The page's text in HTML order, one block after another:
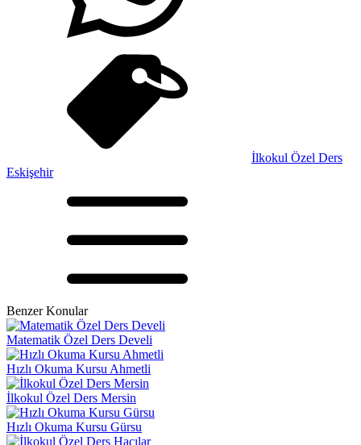
İlkokul Özel Ders
Eskişehir
Benzer Konular
Matematik Özel Ders Develi
Hızlı Okuma Kursu Ahmetli
İlkokul Özel Ders Mersin
Hızlı Okuma Kursu Gürsu